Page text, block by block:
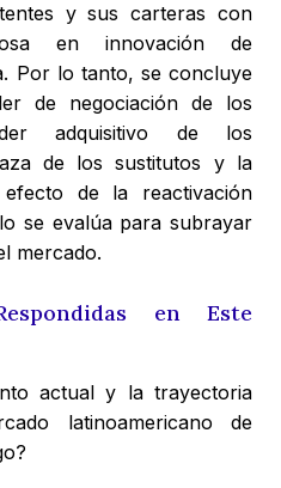
y sus carteras con
en innovación de
Por lo tanto, se concluye
de negociación de los
adquisitivo de los
de los sustitutos y la
de la reactivación
se evalúa para subrayar
mercado.
en Este
actual y la trayectoria
latinoamericano de